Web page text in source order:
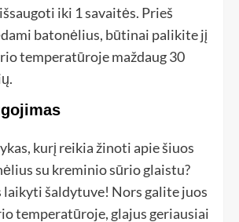
iki 1 savaitės. Prieš
batonėlius, būtinai palikite jį
temperatūroje maždaug 30
kurį reikia žinoti apie šiuos
su kreminio sūrio glaistu?
laikyti šaldytuve! Nors galite juos
temperatūroje, glajus geriausiai